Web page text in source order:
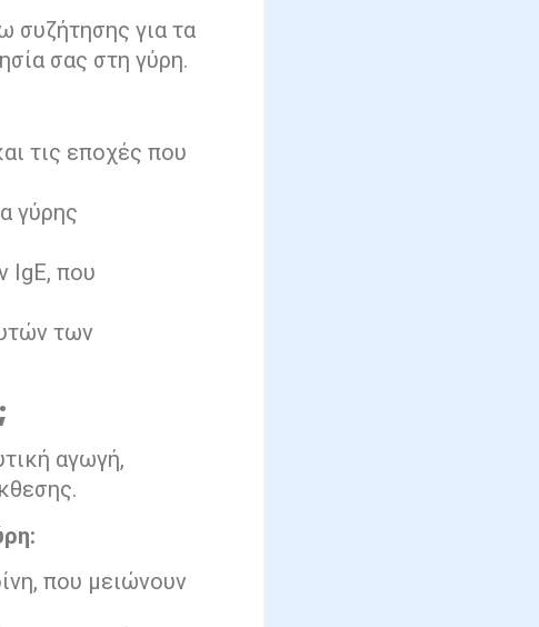
συζήτησης για τα
σας στη γύρη.
τις εποχές που
γύρης
IgE, που
των
αγωγή,
που μειώνουν